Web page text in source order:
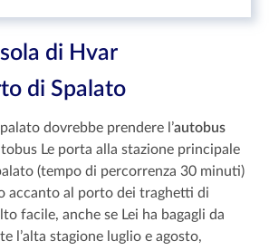
di Hvar
di Spalato
dovrebbe prendere l’autobus
Le porta alla stazione principale
(tempo di percorrenza 30 minuti)
accanto al porto dei traghetti di
facile, anche se Lei ha bagagli da
l’alta stagione luglio e agosto,